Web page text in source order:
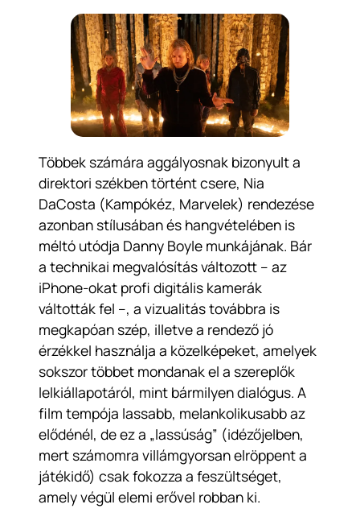
Többek számára aggályosnak bizonyult a
direktori székben történt csere, Nia
DaCosta (Kampókéz, Marvelek) rendezése
azonban stílusában és hangvételében is
méltó utódja Danny Boyle munkájának. Bár
a technikai megvalósítás változott – az
iPhone-okat profi digitális kamerák
váltották fel –, a vizualitás továbbra is
megkapóan szép, illetve a rendező jó
érzékkel használja a közelképeket, amelyek
sokszor többet mondanak el a szereplők
lelkiállapotáról, mint bármilyen dialógus. A
film tempója lassabb, melankolikusabb az
elődénél, de ez a „lassúság” (idézőjelben,
mert számomra villámgyorsan elröppent a
játékidő) csak fokozza a feszültséget,
amely végül elemi erővel robban ki.